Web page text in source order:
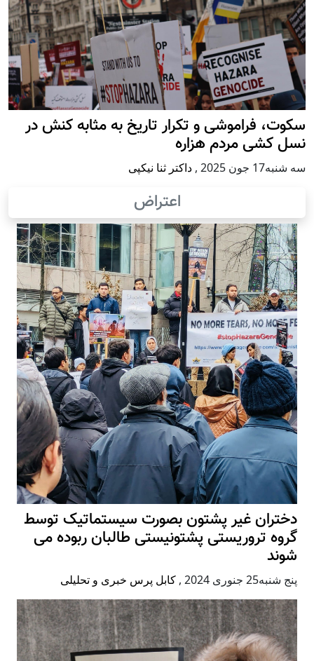
سکوت، فراموشی و تکرار تاريخ به مثابه کنش در
نسل کشی مردم هزاره
سه شنبه17 جون 2025 , داکتر ثنا نیکپی
اعتراض
دختران غیر پشتون بصورت سیستماتیک توسط
گروه تروریستی پشتونیستی طالبان ربوده می
شوند
پنج شنبه25 جنوری 2024 , کابل پرس خبری و تحلیلی